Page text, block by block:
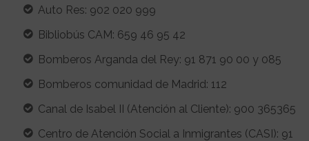
Auto Res: 902 020 999
Bibliobús CAM: 659 46 95 42
Bomberos Arganda del Rey: 91 871 90 00 y 085
Bomberos comunidad de Madrid: 112
Canal de Isabel II (Atención al Cliente): 900 365365
Centro de Atención Social a Inmigrantes (CASI): 91